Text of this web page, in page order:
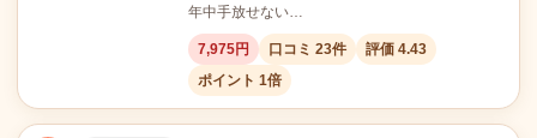
年中手放せない…
7,975円 口コミ 23件
評価 4.43
ポイント 1倍